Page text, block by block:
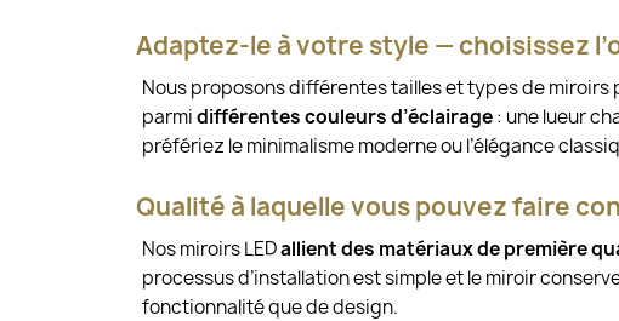
Adaptez-le à votre style — choisissez
Nous proposons différentes tailles et types de
parmidifférentes couleurs d’éclairage: une lueur
préfériez le minimalisme moderne ou l’élégance
Qualité à laquelle vous pouvez faire
Nos miroirs LEDallient des matériaux de première
processus d’installation est simple et le miroir
fonctionnalité que de design.